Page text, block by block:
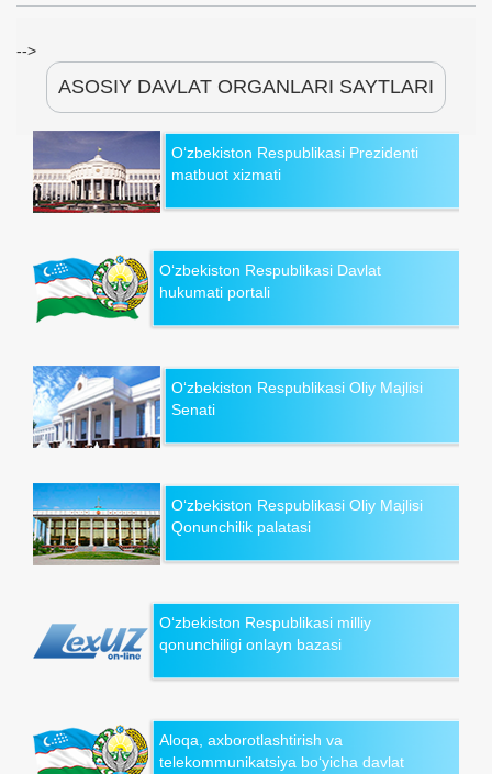
-->
ASOSIY DAVLAT ORGANLARI SAYTLARI
O‘zbekiston Respublikasi Prezidenti
matbuot xizmati
O‘zbekiston Respublikasi Davlat
hukumati portali
O‘zbekiston Respublikasi Oliy Majlisi
Senati
O‘zbekiston Respublikasi Oliy Majlisi
Qonunchilik palatasi
O‘zbekiston Respublikasi milliy
qonunchiligi onlayn bazasi
Aloqa, axborotlashtirish va
telekommunikatsiya bo‘yicha davlat